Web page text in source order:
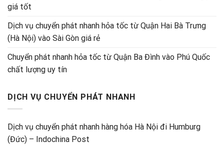
giá tốt
Dịch vụ chuyển phát nhanh hỏa tốc từ Quận Hai Bà Trưng
(Hà Nội) vào Sài Gòn giá rẻ
Chuyển phát nhanh hỏa tốc từ Quận Ba Đình vào Phú Quốc
chất lượng uy tín
DỊCH VỤ CHUYỂN PHÁT NHANH
Dịch vụ chuyển phát nhanh hàng hóa Hà Nội đi Humburg
(Đức) – Indochina Post